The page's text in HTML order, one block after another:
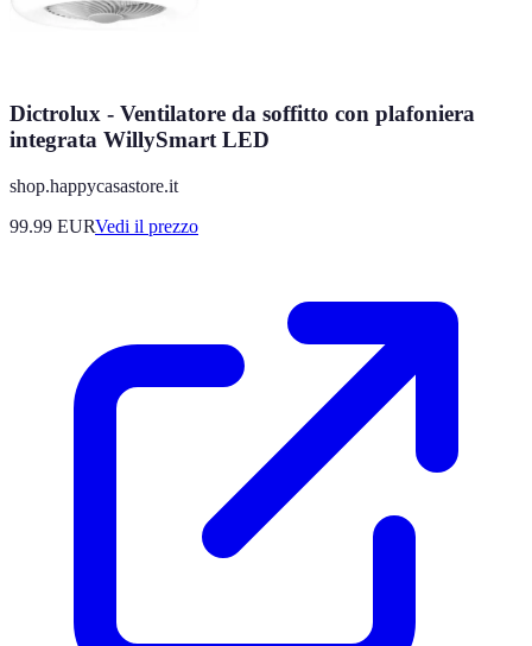
Dictrolux - Ventilatore da soffitto con plafoniera
integrata WillySmart LED
shop.happycasastore.it
99.99 EURVedi il prezzo